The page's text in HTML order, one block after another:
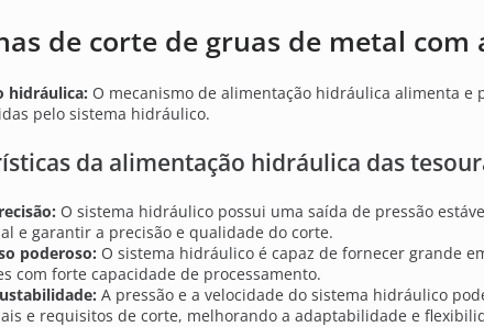
de corte de gruas de metal
hidráulica: O mecanismo de alimentação hidráulica alimenta
pelo sistema hidráulico.
da alimentação hidráulica das
O sistema hidráulico possui uma saída de pressão
e garantir a precisão e qualidade do corte.
poderoso: O sistema hidráulico é capaz de fornecer grande
com forte capacidade de processamento.
A pressão e a velocidade do sistema hidráulico
e requisitos de corte, melhorando a adaptabilidade e